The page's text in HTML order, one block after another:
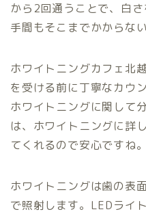
から2回通うことで、白
手間もそこまでかからな
ホワイトニングカフェ北
を受ける前に丁寧なカウ
ホワイトニングに関して
は、ホワイトニングに詳
てくれるので安心ですね。
ホワイトニングは歯の表
で照射します。LEDライ